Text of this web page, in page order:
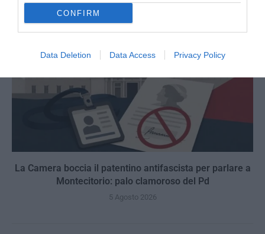
CONFIRM
Data Deletion Data Access Privacy Policy
La Camera boccia il patentino antifascista per parlare a
Montecitorio: palo clamoroso del Pd
5 Agosto 2026